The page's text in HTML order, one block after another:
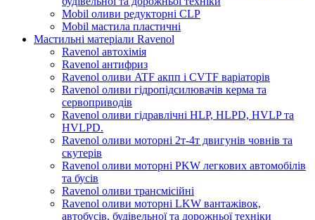
Mobil оливи редукторні CLP
Mobil мастила пластичні
Мастильні матеріали Ravenol
Ravenol автохімія
Ravenol антифриз
Ravenol оливи ATF акпп і CVTF варіаторів
Ravenol оливи гідропідсилювачів керма та
сервоприводів
Ravenol оливи гідравлічні HLP, HLPD, HVLP та
HVLPD.
Ravenol оливи моторні 2т-4т двигунів човнів та
скутерів
Ravenol оливи моторні PKW легкових автомобілів
та бусів
Ravenol оливи трансмісійні
Ravenol оливи моторні LKW вантажівок,
автобусів, будівельної та дорожньої техніки